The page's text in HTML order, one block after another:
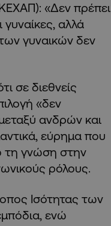
«Δεν πρέπει
αλλά
γυναικών δεν
σε διεθνείς
«δεν
ανδρών και
εύρημα που
τη γνώση στην
ρόλους.
Ισότητας των
ενώ